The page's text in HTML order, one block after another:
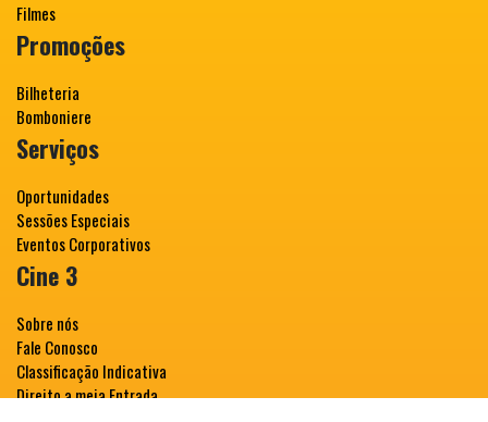
Filmes
Promoções
Bilheteria
Bomboniere
Serviços
Oportunidades
Sessões Especiais
Eventos Corporativos
Cine 3
Sobre nós
Fale Conosco
Classificação Indicativa
Direito a meia Entrada